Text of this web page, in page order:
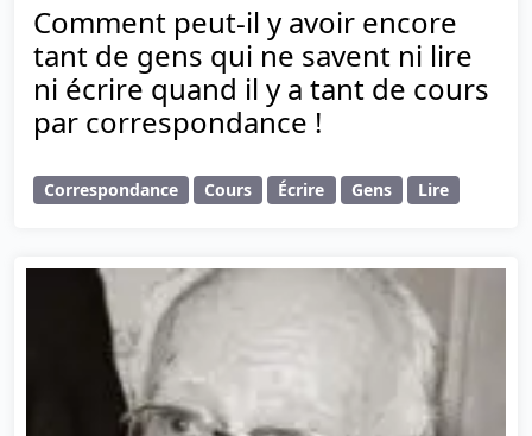
Comment peut-il y avoir encore
tant de gens qui ne savent ni lire
ni écrire quand il y a tant de cours
par correspondance !
Correspondance Cours Écrire Gens Lire